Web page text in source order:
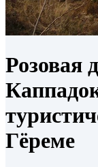
Розовая
Гёреме